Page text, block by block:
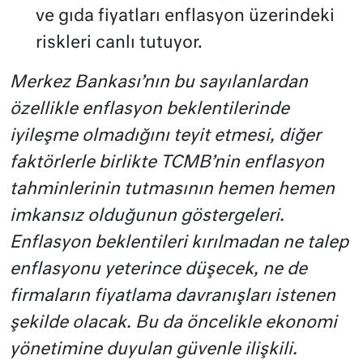
ve gıda fiyatları enflasyon üzerindeki
riskleri canlı tutuyor.
Merkez Bankası’nın bu sayılanlardan
özellikle enflasyon beklentilerinde
iyileşme olmadığını teyit etmesi, diğer
faktörlerle birlikte TCMB’nin enflasyon
tahminlerinin tutmasının hemen hemen
imkansız olduğunun göstergeleri.
Enflasyon beklentileri kırılmadan ne talep
enflasyonu yeterince düşecek, ne de
firmaların fiyatlama davranışları istenen
şekilde olacak. Bu da öncelikle ekonomi
yönetimine duyulan güvenle ilişkili.